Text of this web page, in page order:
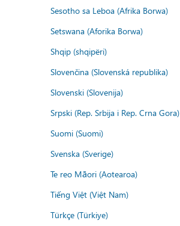
Sesotho sa Leboa (Afrika Borwa)
Setswana (Aforika Borwa)
Shqip (shqipëri)
Slovenčina (Slovenská republika)
Slovenski (Slovenija)
Srpski (Rep. Srbija i Rep. Crna Gora)
Suomi (Suomi)
Svenska (Sverige)
Te reo Māori (Aotearoa)
Tiếng Việt (Việt Nam)
Türkçe (Türkiye)